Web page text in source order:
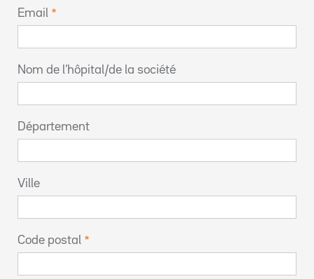
Email
Nom de l’hôpital/de la société
Département
Ville
Code postal